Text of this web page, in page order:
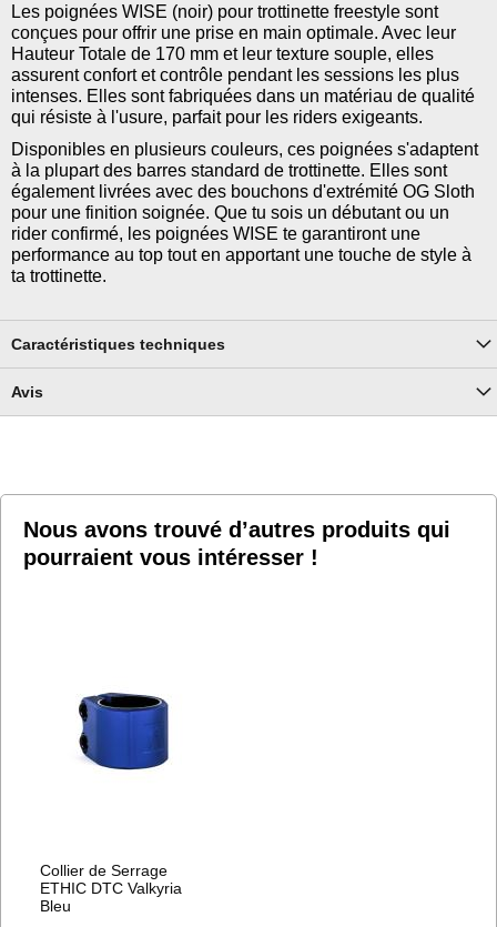
Les poignées WISE (noir) pour trottinette freestyle sont
conçues pour offrir une prise en main optimale. Avec leur
Hauteur Totale de 170 mm et leur texture souple, elles
assurent confort et contrôle pendant les sessions les plus
intenses. Elles sont fabriquées dans un matériau de qualité
qui résiste à l'usure, parfait pour les riders exigeants.
Disponibles en plusieurs couleurs, ces poignées s'adaptent
à la plupart des barres standard de trottinette. Elles sont
également livrées avec des bouchons d'extrémité OG Sloth
pour une finition soignée. Que tu sois un débutant ou un
rider confirmé, les poignées WISE te garantiront une
performance au top tout en apportant une touche de style à
ta trottinette.
Caractéristiques techniques
Avis
Nous avons trouvé d’autres produits qui
pourraient vous intéresser !
Collier de Serrage
ETHIC DTC Valkyria
Bleu